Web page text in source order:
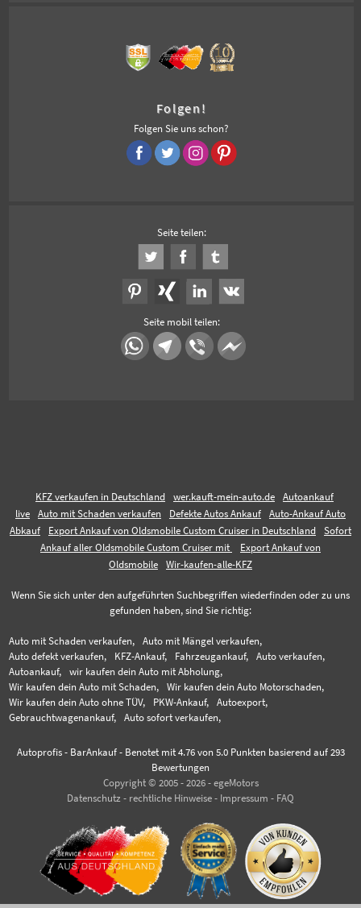
Folgen!
Folgen Sie uns schon?
Seite teilen:
Seite mobil teilen:
KFZ verkaufen in Deutschland wer.kauft-mein-auto.de
Autoankauf
live
Auto mit Schaden verkaufen Defekte Autos Ankauf
Auto-Ankauf Auto
Abkauf
Export Ankauf von Oldsmobile Custom Cruiser in Deutschland
Sofort
Ankauf aller Oldsmobile Custom Cruiser mit
Export Ankauf von
Oldsmobile
Wir-kaufen-alle-KFZ
Wenn Sie sich unter den aufgeführten Suchbegriffen wiederfinden oder zu uns
gefunden haben, sind Sie richtig:
Auto mit Schaden verkaufen,
Auto mit Mängel verkaufen,
Auto defekt verkaufen,
KFZ-Ankauf, Fahrzeugankauf,
Auto verkaufen,
Autoankauf,
wir kaufen dein Auto mit Abholung,
Wir kaufen dein Auto mit Schaden,
Wir kaufen dein Auto Motorschaden,
Wir kaufen dein Auto ohne TÜV,
PKW-Ankauf,
Autoexport,
Gebrauchtwagenankauf,
Auto sofort verkaufen,
Autoprofis - BarAnkauf- Benotet mit 4.76von 5.0 Punkten basierend auf 293
Bewertungen
Copyright © 2005 - 2026 - egeMotors
Datenschutz - rechtliche Hinweise - Impressum - FAQ